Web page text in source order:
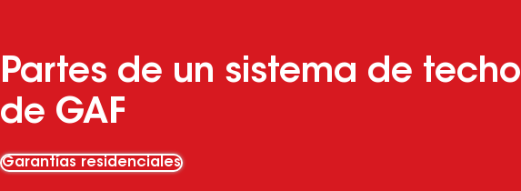
Partes de un sistema de techo
de GAF
Garantías residenciales